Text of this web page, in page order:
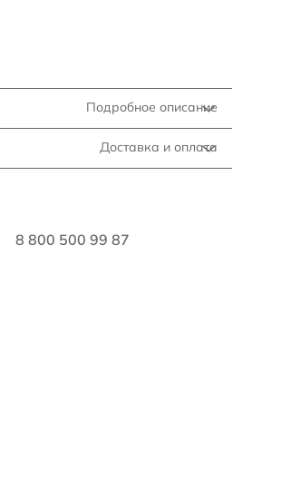
Подробное описание
Доставка и оплата
8 800 500 99 87